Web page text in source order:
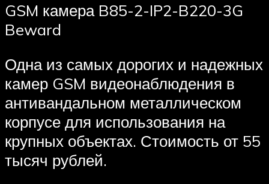
GSM камера B85-2-IP2-B220-3G
Beward
Одна из самых дорогих и надежных
камер GSM видеонаблюдения в
антивандальном металлическом
корпусе для использования на
крупных объектах. Стоимость от 55
тысяч рублей.